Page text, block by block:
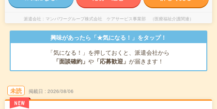
派遣会社 マンパワーグループ株式会社 ケアサービス事業部 （医療福祉介護関連）
興味があったら「★気になる！」をタップ！
「気になる！」を押しておくと、派遣会社から
「面談確約」 や 「応募歓迎」 が届きます！
未読
NEW
掲載日 2026/08/06